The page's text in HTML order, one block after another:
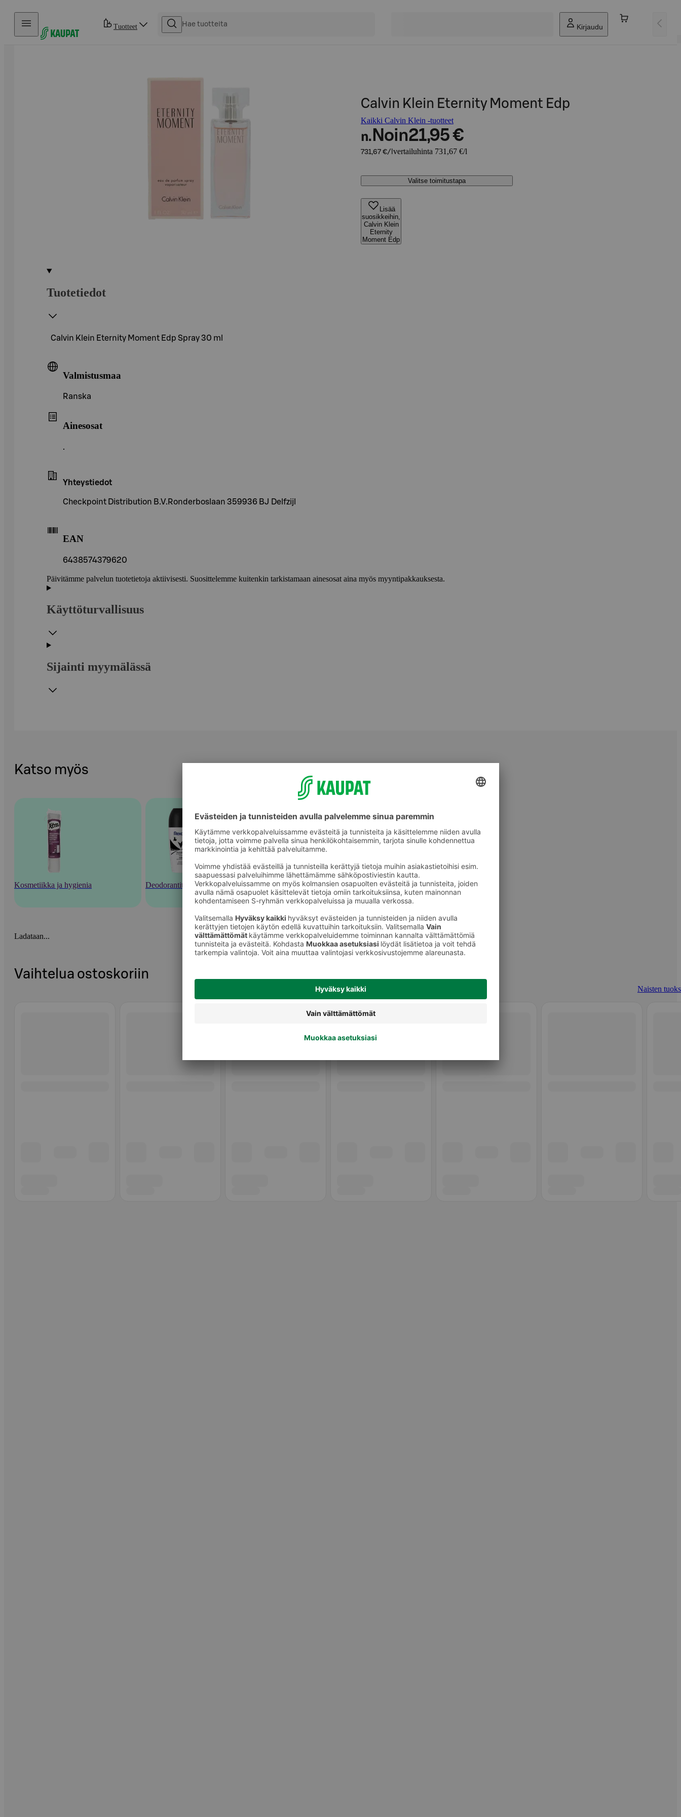
Hyppää sisältöön
Tuotteet Kirjaudu
Calvin Klein Eternity Moment Edp
Kaikki Calvin Klein -tuotteet
n. Noin21,95 €
731,67 €/l vertailuhinta 731,67 €/l
Valitse toimitustapa
Lisää
suosikkeihin,
Calvin Klein
Eternity
Moment Edp
Tuotetiedot
Calvin Klein Eternity Moment Edp Spray 30 ml
Valmistusmaa
Ranska
Ainesosat
.
Yhteystiedot
Checkpoint Distribution B.V.Ronderboslaan 359936 BJ Delfzijl
EAN
6438574379620
Päivitämme palvelun tuotetietoja aktiivisesti. Suosittelemme kuitenkin tarkistamaan ainesosat aina myös myyntipakkauksesta.
Käyttöturvallisuus
Sijainti myymälässä
Katso myös
Kosmetiikka ja hygienia Deodorantit ja tuoksut Naisten tuoksut
Ladataan...
Vaihtelua ostoskoriin
Naisten